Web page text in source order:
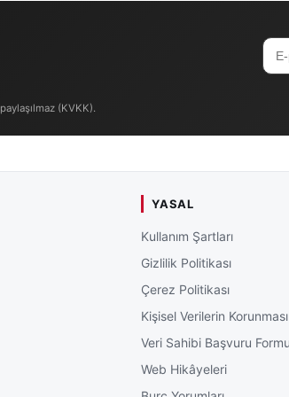
(KVKK).
YASAL
Kullanım Şartları
Gizlilik Politikası
Çerez Politikası
Kişisel Verilerin Korunması
Veri Sahibi Başvuru Formu
Web Hikâyeleri